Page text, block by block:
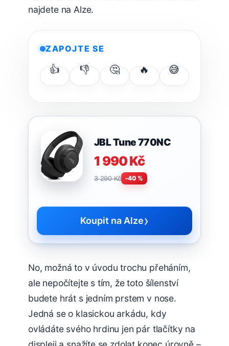
najdete na Alze.
ZAPOJTE SE
👍 👎 🤔 🔥 😅
JBL Tune 770NC
1 990 Kč
3 290 Kč -40 %
Koupit na Alze›
No, možná to v úvodu trochu přeháním,
ale nepočítejte s tím, že toto šílenství
budete hrát s jedním prstem v nose.
Jedná se o klasickou arkádu, kdy
ovládáte svého hrdinu jen pár tlačítky na